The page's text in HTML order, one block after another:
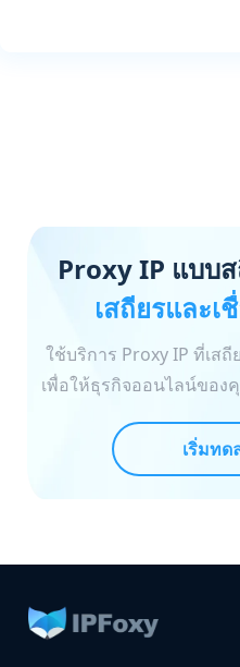
Proxy IP แบบ
เสถียรและเ
ใช้บริการ Proxy IP ที่เส
เพื่อให้ธุรกิจออนไลน์ของ
เริ่มทด